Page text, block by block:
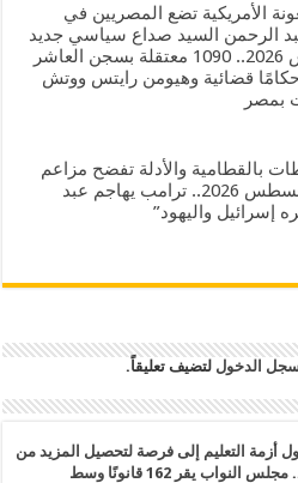
الأمريكية تضع المصريين في
الرحمن السيد صداع سياسي جديد
للسيسي .. الجمعة 7 أغسطس 2026.. 1090 معتقلة بسجن العاشر
ينفذن أحكامًا قضائية وهيومن رايتس ووتش
بمصر
بالقطامية والأدلة تفضح مزاعم
داخلية النظام .. الخميس 6 أغسطس 2026.. ترامب يهاجم عبد
إسرائيل واليهود”
الدخول لتضيف تعليقاً.
أزمة التعليم إلى فرصة لتحصيل المزيد من
الأموال.. الاثنين 10 أغسطس 2026.. مجلس النواب يقر 162 قانونًا وسط